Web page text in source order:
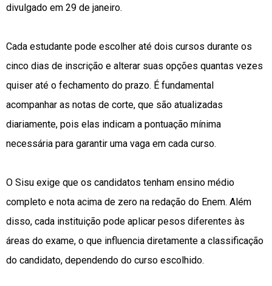
divulgado em 29 de janeiro.
Cada estudante pode escolher até dois cursos durante os
cinco dias de inscrição e alterar suas opções quantas vezes
quiser até o fechamento do prazo. É fundamental
acompanhar as notas de corte, que são atualizadas
diariamente, pois elas indicam a pontuação mínima
necessária para garantir uma vaga em cada curso.
O Sisu exige que os candidatos tenham ensino médio
completo e nota acima de zero na redação do Enem. Além
disso, cada instituição pode aplicar pesos diferentes às
áreas do exame, o que influencia diretamente a classificação
do candidato, dependendo do curso escolhido.